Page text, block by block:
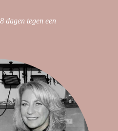
dagen tegen een